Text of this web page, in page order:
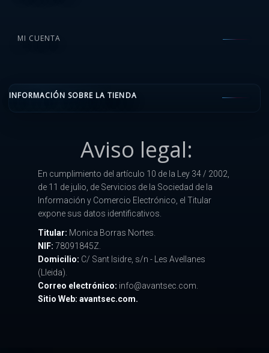
MI CUENTA
INFORMACIÓN SOBRE LA TIENDA
Aviso legal:
En cumplimiento del artículo 10 de la Ley 34 / 2002,
de 11 de julio, de Servicios de la Sociedad de la
Información y Comercio Electrónico, el Titular
expone sus datos identificativos.
Titular: Monica Borras Nortes.
NIF: 78091845Z.
Domicilio: C/ Sant Isidre, s/n - Les Avellanes
(Lleida).
Correo electrónico: info@avantsec.com.
Sitio Web: avantsec.com.